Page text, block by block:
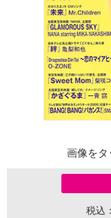
画像をタ
税込：